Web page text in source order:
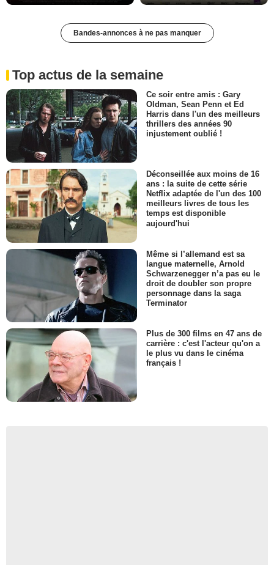
Bandes-annonces à ne pas manquer
Top actus de la semaine
Ce soir entre amis : Gary
Oldman, Sean Penn et Ed
Harris dans l'un des meilleurs
thrillers des années 90
injustement oublié !
Déconseillée aux moins de 16
ans : la suite de cette série
Netflix adaptée de l'un des 100
meilleurs livres de tous les
temps est disponible
aujourd'hui
Même si l’allemand est sa
langue maternelle, Arnold
Schwarzenegger n’a pas eu le
droit de doubler son propre
personnage dans la saga
Terminator
Plus de 300 films en 47 ans de
carrière : c'est l'acteur qu'on a
le plus vu dans le cinéma
français !